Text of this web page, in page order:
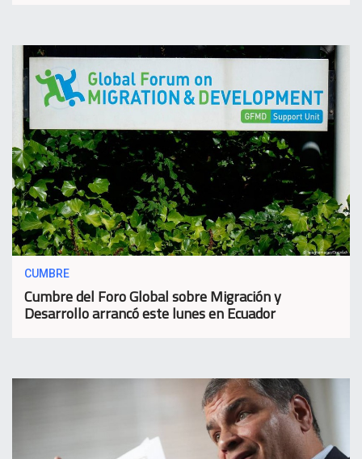
CUMBRE
Cumbre del Foro Global sobre Migración y
Desarrollo arrancó este lunes en Ecuador